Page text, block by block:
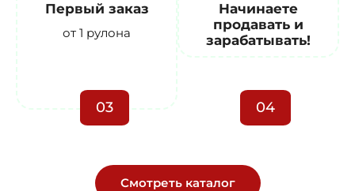
Первый заказ
от 1 рулона
03
Начинаете
продавать и
зарабатывать!
04
Смотреть каталог